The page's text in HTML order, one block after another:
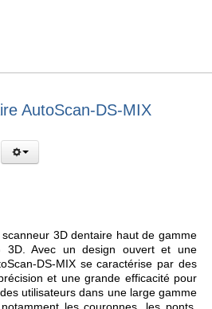
AutoScan-DS-MIX
3D dentaire haut de gamme
3D. Avec un design ouvert et une
DS-MIX se caractérise par des
et une grande efficacité pour
utilisateurs dans une large gamme
les couronnes, les ponts,